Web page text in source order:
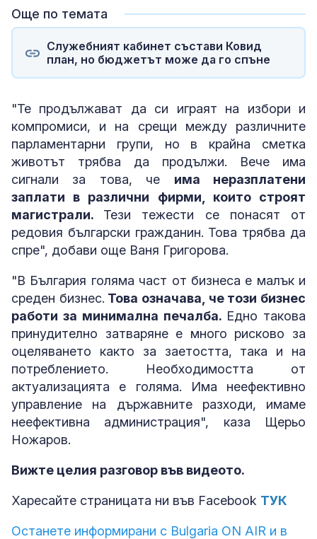
Още по темата
Служебният кабинет състави Ковид
план, но бюджетът може да го спъне
"Те продължават да си играят на избори и
компромиси, и на срещи между различните
парламентарни групи, но в крайна сметка
животът трябва да продължи. Вече има
сигнали за това, че има неразплатени
заплати в различни фирми, които строят
магистрали. Тези тежести се понасят от
редовия български гражданин. Това трябва да
спре", добави още Ваня Григорова.
"В България голяма част от бизнеса е малък и
среден бизнес. Това означава, че този бизнес
работи за минимална печалба. Едно такова
принудително затваряне е много рисково за
оцеляването както за заетостта, така и на
потреблението. Необходимостта от
актуализацията е голяма. Има неефективно
управление на държавните разходи, имаме
неефективна администрация", каза Щерьо
Ножаров.
Вижте целия разговор във видеото.
Харесайте страницата ни във Facebook ТУК
Останете информирани с Bulgaria ON AIR и в